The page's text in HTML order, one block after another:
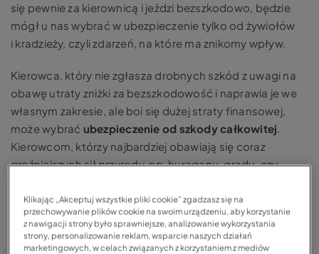
się pewnie za kierownicą i jeździ bezszkodowo, będzie
mógł u nas wybrać w ubezpieczenie tylko od żywiołów
i kradzieży, czyli zdarzeń, na które ma znikomy wpływ.
Kierowca, który nie zgłasza drobnych szkód z uwagi na
obawę utraty zniżki za bezszkodowość i naprawia je we
własnym zakresie, ale boi się dużej straty finansowej,
może wybrać ubezpieczenie od szkody całkowitej.
Kierowcom, którzy najbardziej obawiają się coraz
groźniejszych sił przyrody, np. huraganu, gradu, czy
ci właściciele samochodów, dla których największym
zagrożeniem są złodzieje, będą mogli skorzystać
wyłącznie zubezpieczenia od kradzieży.
Klikając „Akceptuj wszystkie pliki cookie” zgadzasz się na
przechowywanie plików cookie na swoim urządzeniu, aby korzystanie
z nawigacji strony było sprawniejsze, analizowanie wykorzystania
strony, personalizowanie reklam, wsparcie naszych działań
marketingowych, w celach związanych z korzystaniem z mediów